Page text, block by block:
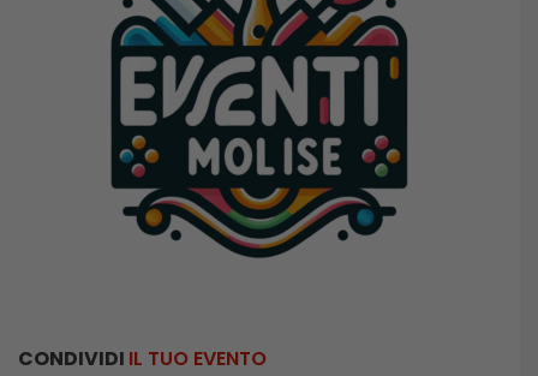
CONDIVIDI IL TUO EVENTO